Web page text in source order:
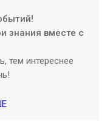
знания вместе с
тем интереснее